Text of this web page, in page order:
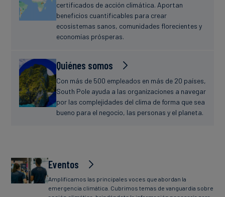
certificados de acción climática. Aportan
beneficios cuantificables para crear
ecosistemas sanos, comunidades florecientes y
economías prósperas.
Quiénes somos
Con más de 500 empleados en más de 20 países,
South Pole ayuda a las organizaciones a navegar
por las complejidades del clima de forma que sea
bueno para el negocio, las personas y el planeta.
Eventos
Amplificamos las principales voces que abordan la
emergencia climática. Cubrimos temas de vanguardia sobre